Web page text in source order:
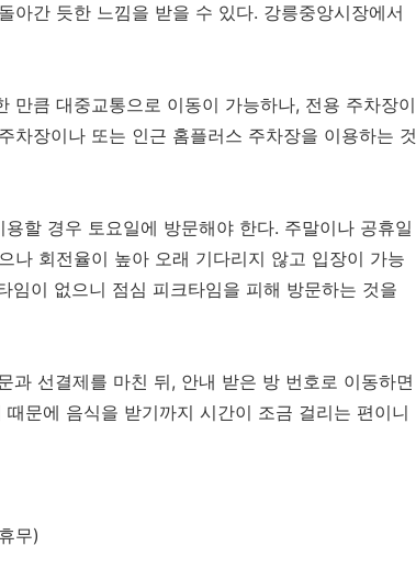
아간 듯한 느낌을 받을 수 있다. 강릉중앙시장에서
만큼 대중교통으로 이동이 가능하나, 전용 주차장이
차장이나 또는 인근 홈플러스 주차장을 이용하는 것
용할 경우 토요일에 방문해야 한다. 주말이나 공휴일
나 회전율이 높아 오래 기다리지 않고 입장이 가능
임이 없으니 점심 피크타임을 피해 방문하는 것을
과 선결제를 마친 뒤, 안내 받은 방 번호로 이동하면
문에 음식을 받기까지 시간이 조금 걸리는 편이니
무)